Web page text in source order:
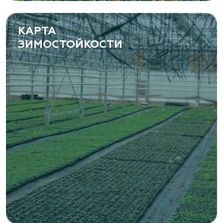
www.yoly-paly.ru
«ВЕНЕВ» питомник растений
Тульская область, Венёвский р-н, село
Борщевое, улица Лесная, д. 13
8 963 224 87 99
https://www.venev1.ru/
«ВЕНЕВ» питомник растений
Тульская область, Венёвский р-н, село
Борщевое, улица Лесная, д. 13
8 963 224 87 99
https://www.venev1.ru/
КАРТА
ЗИМОСТОЙКОСТИ